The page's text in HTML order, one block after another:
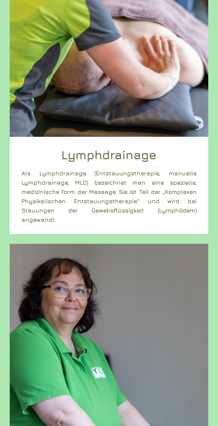
Lymphdrainage
Als Lymphdrainage (Entstauungstherapie, manuelle
Lymphdrainage, MLD) bezeichnet man eine spezielle,
medizinische Form der Massage. Sie ist Teil der „Komplexen
Physikalischen Entstauungstherapie“ und wird bei
Stauungen der Gewebsflüssigkeit (Lymphödem)
angewandt.